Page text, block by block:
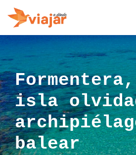
Saltar
al
contenido
isla
balear